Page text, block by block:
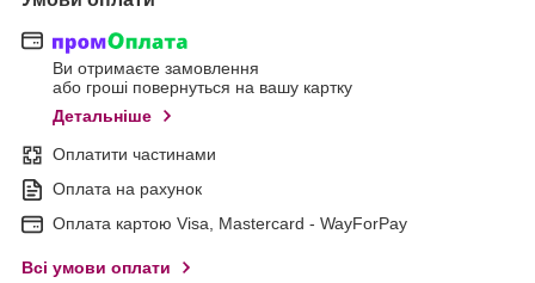
Ви отримаєте замовлення
або гроші повернуться на вашу картку
Детальніше
Оплатити частинами
Оплата на рахунок
Оплата картою Visa, Mastercard - WayForPay
Всі умови оплати